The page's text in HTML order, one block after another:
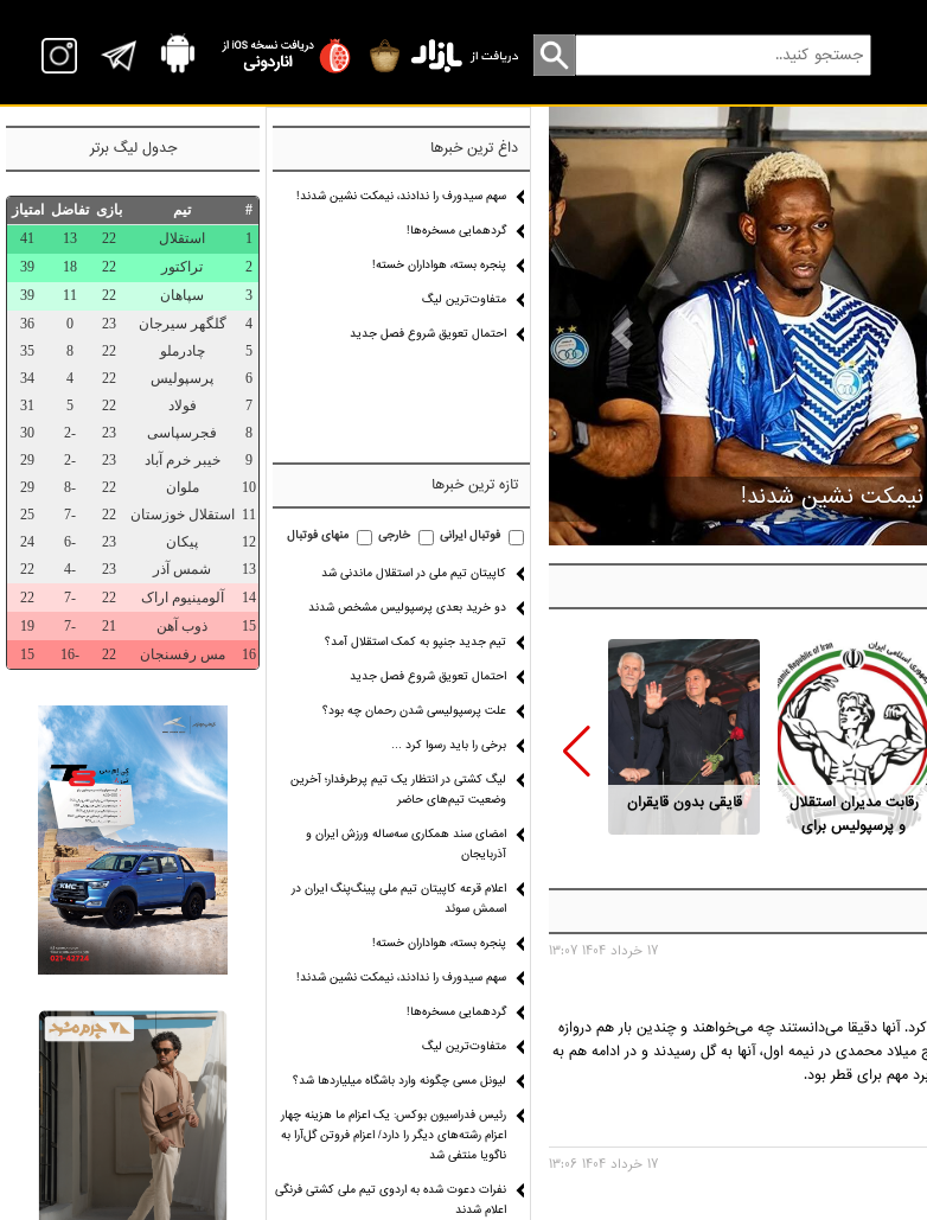
Previous
رقابت مدیران استقلال
و پرسپولیس برای
قایقی بدون قایقران
این پول‌ها از کجا
می‌آید؟
قد «شایعه» هم کوتاه
شده!
پارسال طوفانی،امسال
بی‌بخار!
17 خرداد 1404 13:07
آنها دقیقا می‌دانستند چه می‌خواهند و چندین بار هم دروازه
میلاد محمدی در نیمه اول، آنها به گل رسیدند و در ادامه هم به
مهم برای قطر بود.
17 خرداد 1404 13:06
داغ ترین خبرها
سهم سیدورف را ندادند، نیمکت نشین شدند!
گردهمایی مسخره‌ها!
پنجره بسته، هواداران خسته!
متفاوت‌ترین لیگ
احتمال تعویق شروع فصل جدید
تازه ترین خبرها
فوتبال ایرانی خارجی منهای فوتبال
کاپیتان تیم ملی در استقلال ماندنی شد
دو خرید بعدی پرسپولیس مشخص شدند
تیم جدید جنپو به کمک استقلال آمد؟
احتمال تعویق شروع فصل جدید
علت پرسپولیسی شدن رحمان چه بود؟
برخی را باید رسوا کرد …
لیگ کشتی در انتظار یک تیم پرطرفدار؛ آخرین
وضعیت تیم‌های حاضر
امضای سند همکاری سه‌ساله ورزش ایران و
آذربایجان
اعلام قرعه کاپیتان تیم ملی پینگ‌پنگ ایران در
اسمش سوئد
پنجره بسته، هواداران خسته!
سهم سیدورف را ندادند، نیمکت نشین شدند!
گردهمایی مسخره‌ها!
متفاوت‌ترین لیگ
لیونل مسی چگونه وارد باشگاه میلیاردها شد؟
رئیس فدراسیون بوکس: یک اعزام ما هزینه چهار
اعزام رشته‌های دیگر را دارد/ اعزام فروتن گل‌آرا به
ناگویا منتفی شد
نفرات دعوت شده به اردوی تیم ملی کشتی فرنگی
اعلام شدند
جدول لیگ برتر